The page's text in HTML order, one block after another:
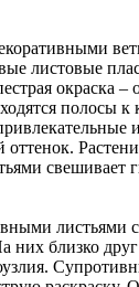
листовые
окраска –
полосы
свешивает
листьями
них близко